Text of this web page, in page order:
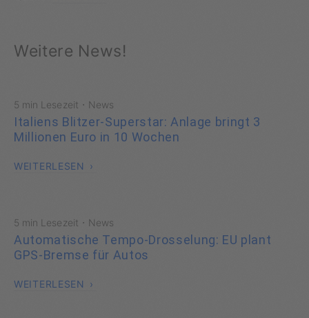
Weitere News!
5 min Lesezeit · News
Italiens Blitzer-Superstar: Anlage bringt 3
Millionen Euro in 10 Wochen
WEITERLESEN
5 min Lesezeit · News
Automatische Tempo-Drosselung: EU plant
GPS-Bremse für Autos
WEITERLESEN